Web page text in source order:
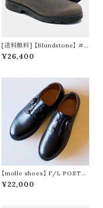
[送料無料] 【Blundstone】 #2
¥26,400
【molle shoes】 F/L POSTM
AN
¥22,000